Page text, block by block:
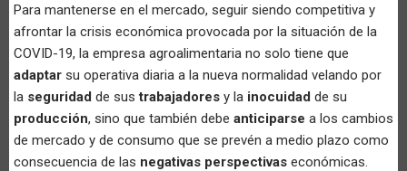
Para mantenerse en el mercado, seguir siendo competitiva y
afrontar la crisis económica provocada por la situación de la
COVID-19, la empresa agroalimentaria no solo tiene que
adaptar su operativa diaria a la nueva normalidad velando por
la seguridad de sustrabajadores y la inocuidad de su
producción, sino que también debe anticiparse a los cambios
de mercado y de consumo que se prevén a medio plazo como
consecuencia de las negativas perspectivas económicas.